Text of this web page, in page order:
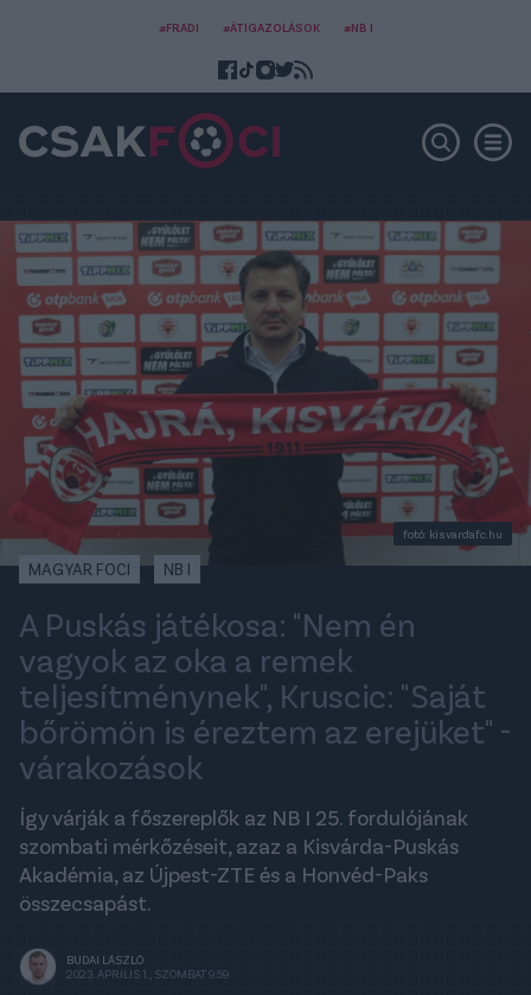
#FRADI #ÁTIGAZOLÁSOK #NB I
fotó: kisvardafc.hu
MAGYAR FOCI NB I
A Puskás játékosa: "Nem én
vagyok az oka a remek
teljesítménynek", Kruscic: "Saját
bőrömön is éreztem az erejüket" -
várakozások
Így várják a főszereplők az NB I 25. fordulójának
szombati mérkőzéseit, azaz a Kisvárda-Puskás
Akadémia, az Újpest-ZTE és a Honvéd-Paks
összecsapást.
BUDAI LÁSZLÓ
2023. ÁPRILIS 1., SZOMBAT 9:59